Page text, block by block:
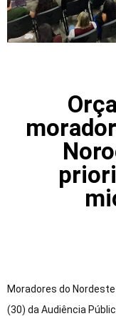
Moradores do
(30) da Audiência